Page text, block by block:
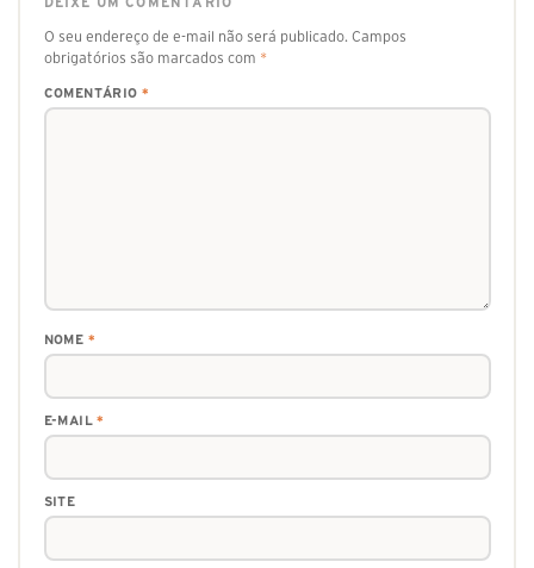
O seu endereço de e-mail não será publicado. Campos
obrigatórios são marcados com *
COMENTÁRIO *
NOME *
E-MAIL*
SITE